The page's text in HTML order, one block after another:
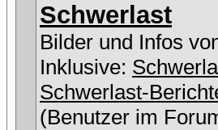
Schwerlast
Bilder und Infos
Inklusive:
Schwerlast-
(Benutzer im